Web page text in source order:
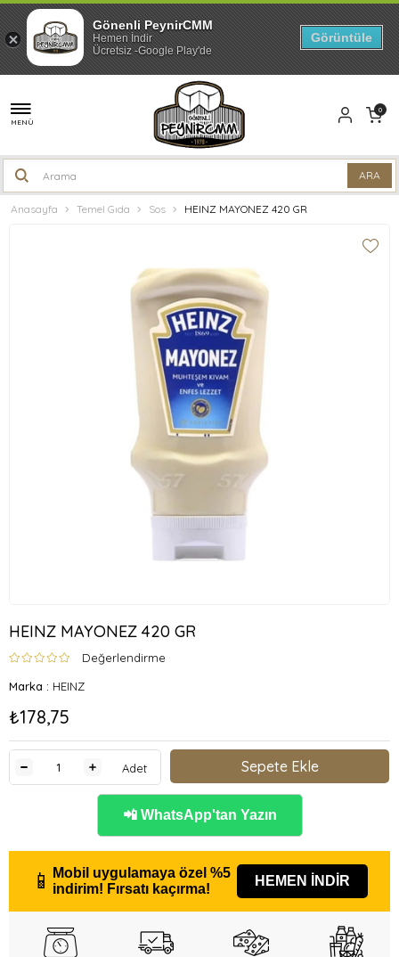
MENÜ
0
Anasayfa Temel Gıda Sos HEINZ MAYONEZ 420 GR
HEINZ MAYONEZ 420 GR
Değerlendirme
Marka : HEINZ
₺178,75
Adet
📲 WhatsApp'tan Yazın
📱 Mobil uygulamaya özel %5
indirim! Fırsatı kaçırma!
HEMEN İNDİR
Gönenli PeynirCMM
Hemen İndir
Ücretsiz -Google Play'de
Görüntüle